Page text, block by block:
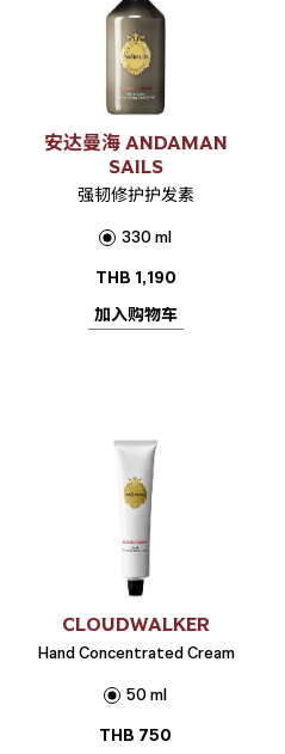
安达曼海 ANDAMAN
SAILS
强韧修护护发素
330 ml
THB 1,190
加入购物车
CLOUDWALKER
Hand Concentrated Cream
50 ml
THB 750